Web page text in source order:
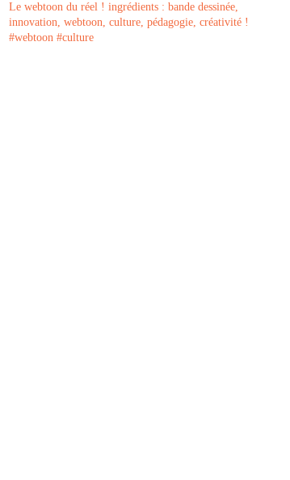
Le webtoon du réel ! ingrédients : bande dessinée,
innovation, webtoon, culture, pédagogie, créativité !
#webtoon #culture